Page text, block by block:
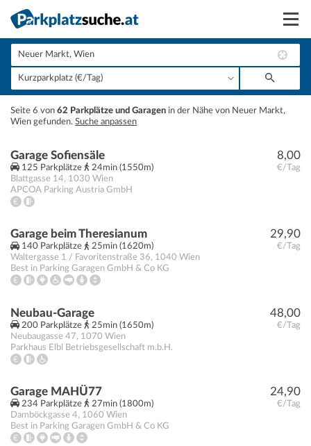
Suchen
Vermieten
Anmelden
Seite 6 von 62 Parkplätze und Garagen in der Nähe von Neuer Markt,
Wien gefunden. Suche anpassen
8,00
€/Tag
Garage Sofiensäle
125 Parkplätze
24min (1550m)
Blattgasse 14, 1030 Wien
APCOA Parking Austria GmbH
29,90
€/Tag
Garage beim Theresianum
140 Parkplätze
25min (1620m)
Waltergasse 1 / Favoritenstraße 36, 1040 Wien
Best in Parking Garagen GmbH & Co KG
48,00
€/Tag
Neubau-Garage
200 Parkplätze
25min (1650m)
Neubaugasse 47, 1070 Wien
Parkhaus Elbl Betriebsgesellschaft m.b.H.
24,90
€/Tag
Garage MAHÜ77
234 Parkplätze
27min (1800m)
Damböckgasse 4, 1060 Wien
Best in Parking Garagen GmbH & Co KG
+